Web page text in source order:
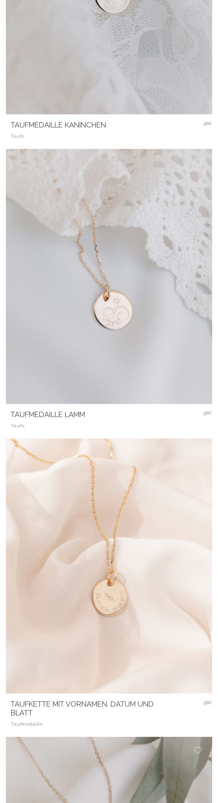
TAUFMEDAILLE KANINCHEN
Taufe
58€
TAUFMEDAILLE LAMM
Taufe
58€
TAUFKETTE MIT VORNAMEN, DATUM UND
BLATT
Taufmedaille
58€